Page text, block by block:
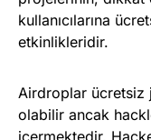
kullanıcılarına
etkinlikleridir.
Airdroplar ücretsiz
olabilir ancak